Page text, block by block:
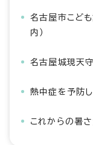
名古屋市こど
内）
名古屋城現天
熱中症を予防し
これからの暑